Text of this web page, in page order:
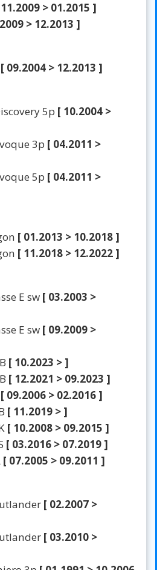
> 01.2015 ]
> 12.2013 ]
[ 09.2004 > 12.2013 ]
5p [ 10.2004 >
3p [ 04.2011 >
5p [ 04.2011 >
[ 01.2013 > 10.2018 ]
[ 11.2018 > 12.2022 ]
E sw [ 03.2003 >
E sw [ 09.2009 >
[ 10.2023 > ]
[ 12.2021 > 09.2023 ]
[ 09.2006 > 02.2016 ]
[ 11.2019 > ]
[ 10.2008 > 09.2015 ]
[ 03.2016 > 07.2019 ]
[ 07.2005 > 09.2011 ]
[ 02.2007 >
[ 03.2010 >